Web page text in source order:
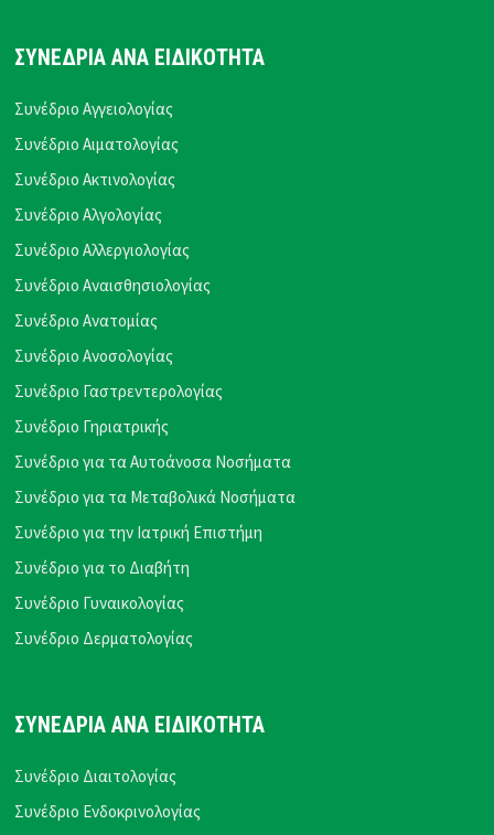
ΣΥΝΕΔΡΙΑ ΑΝΑ ΕΙΔΙΚΟΤΗΤΑ
Συνέδριο Αγγειολογίας
Συνέδριο Αιματολογίας
Συνέδριο Ακτινολογίας
Συνέδριο Αλγολογίας
Συνέδριο Αλλεργιολογίας
Συνέδριο Αναισθησιολογίας
Συνέδριο Ανατομίας
Συνέδριο Ανοσολογίας
Συνέδριο Γαστρεντερολογίας
Συνέδριο Γηριατρικής
Συνέδριο για τα Αυτοάνοσα Νοσήματα
Συνέδριο για τα Μεταβολικά Νοσήματα
Συνέδριο για την Ιατρική Επιστήμη
Συνέδριο για το Διαβήτη
Συνέδριο Γυναικολογίας
Συνέδριο Δερματολογίας
ΣΥΝΕΔΡΙΑ ΑΝΑ ΕΙΔΙΚΟΤΗΤΑ
Συνέδριο Διαιτολογίας
Συνέδριο Ενδοκρινολογίας